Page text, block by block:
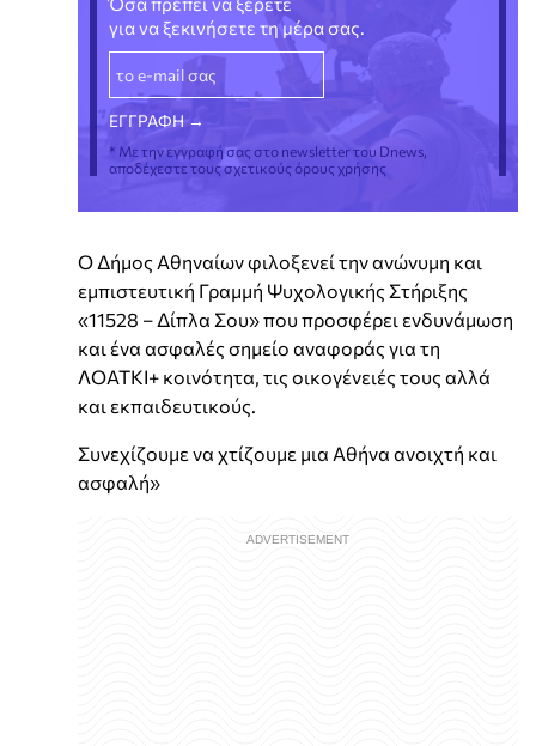
για να ξεκινήσετε τη μέρα σας.
* Με την εγγραφή σας στο newsletter του Dnews,
αποδέχεστε τους σχετικούς όρους χρήσης
Ο Δήμος Αθηναίων φιλοξενεί την ανώνυμη και
εμπιστευτική Γραμμή Ψυχολογικής Στήριξης
«11528 – Δίπλα Σου» που προσφέρει ενδυνάμωση
και ένα ασφαλές σημείο αναφοράς για τη
ΛΟΑΤΚΙ+ κοινότητα, τις οικογένειές τους αλλά
και εκπαιδευτικούς.
Συνεχίζουμε να χτίζουμε μια Αθήνα ανοιχτή και
ασφαλή»